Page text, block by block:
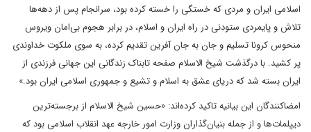
اسلامی ایران و مردی که خستگی را خسته کرده بود، سرانجام پس از دهه‌ها
تلاش و پایمردی ستودنی در راه ایران و اسلام، در برابر هجوم بی‌امان ویروس
منحوس کرونا تسلیم و جان به جان آفرین تقدیم کرده، به سوی ملکوت خداوندی
پر کشید. با درگذشت شیخ الاسلام صفحه تابناک زندگانی این جهانی فرزندی از
ایران بسته شد که دریای عشق به اسلام و تشیع و جمهوری اسلامی ایران بود.»
امضاکنندگان این بیانیه تاکید کرده‌اند: «حسین شیخ الاسلام از برجسته‌ترین
دیپلمات‌ها و از جمله بنیان‌گذاران وزارت امور خارجه عهد انقلاب اسلامی بود که